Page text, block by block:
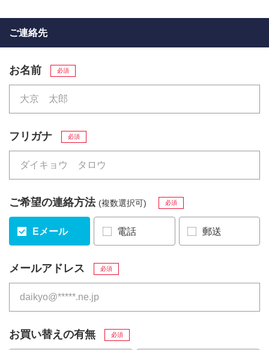
ご連絡先
お名前 必須
フリガナ 必須
ご希望の連絡方法 (複数選択可) 必須
Eメール 電話 郵送
メールアドレス 必須
お買い替えの有無 必須